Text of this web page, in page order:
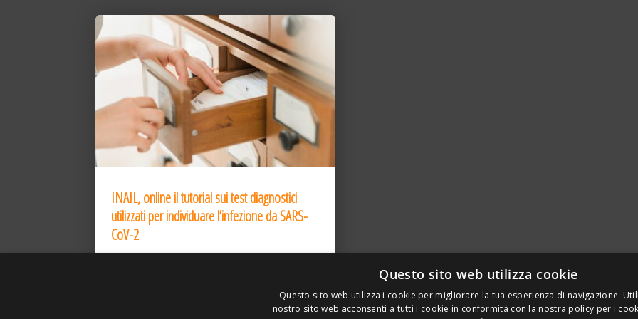
INAIL, online il tutorial sui test diagnostici
utilizzati per individuare l’infezione da SARS-
CoV-2
31 Dic 2020
Questo sito web utilizza cookie
Questo sito web utilizza i cookie per migliorare la tua esperienza di navigazione.
nostro sito web acconsenti a tutti i cookie in conformità con la nostra policy per i